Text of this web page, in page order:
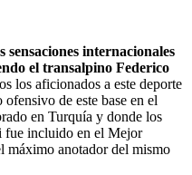
sensaciones internacionales
el transalpino Federico
los aficionados a este deporte
de este base en el
en Turquía y donde los
fue incluido en el Mejor
máximo anotador del mismo